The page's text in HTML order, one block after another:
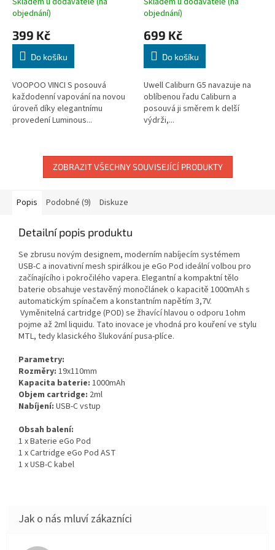
objednání)
399 Kč
Do košíku
VOOPOO VINCI S posouvá
každodenní vapování na novou
úroveň díky elegantnímu
provedení Luminous...
objednání)
699 Kč
Do košíku
Uwell Caliburn G5 navazuje na
oblíbenou řadu Caliburn a
posouvá ji směrem k delší
výdrži,...
ZOBRAZIT VŠECHNY SOUVISEJÍCÍ PRODUKTY
Popis Podobné (9) Diskuze
Detailní popis produktu
Se zbrusu novým designem, moderním nabíjecím systémem
USB-C a inovativní mesh spirálkou je eGo Pod ideální volbou pro
začínajícího i pokročilého vapera. Elegantní a kompaktní tělo
baterie obsahuje vestavěný monočlánek o kapacitě 1000mAh s
automatickým spínačem a konstantním napětím 3,7V.
Vyměnitelná cartridge (POD) se žhavící hlavou o odporu 1ohm
pojme až 2ml liquidu. Tato inovace je vhodná pro kouření ve stylu
MTL, tedy klasického šlukování pusa-plíce.
Parametry:
Rozměry: 19x110mm
Kapacita baterie: 1000mAh
Objem cartridge: 2ml
Nabíjení: USB-C vstup
Obsah balení:
1 x Baterie eGo Pod
1 x Cartridge eGo Pod AST
1 x USB-C kabel